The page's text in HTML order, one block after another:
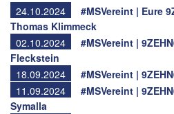
24.10.2024
#MSVereint | Eure
Thomas Klimmeck
02.10.2024
#MSVereint |
Fleckstein
18.09.2024
#MSVereint |
11.09.2024
#MSVereint |
Symalla